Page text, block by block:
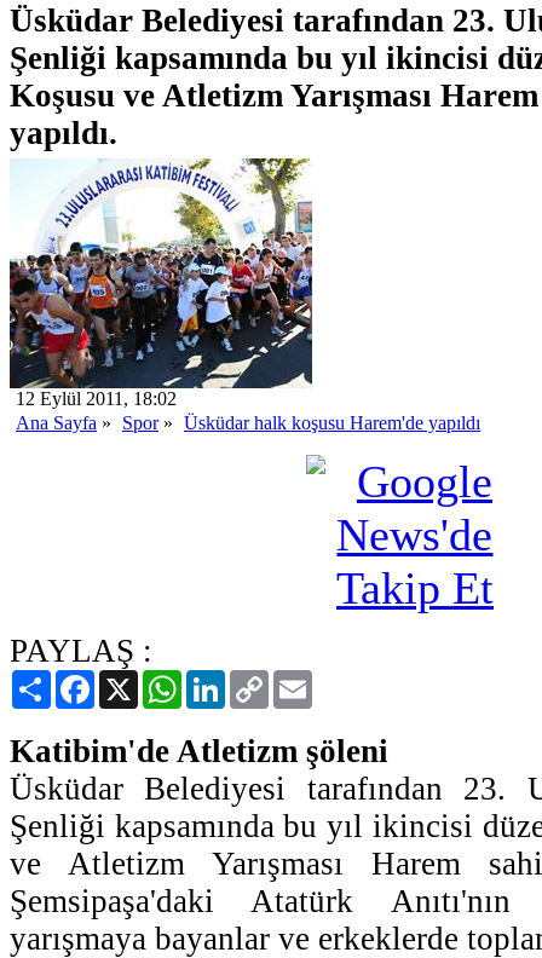
Üsküdar Belediyesi tarafından 23.
Şenliği kapsamında bu yıl ikincisi
Koşusu ve Atletizm Yarışması
yapıldı.
12 Eylül 2011, 18:02
Ana Sayfa » Spor» Üsküdar halk koşusu Harem'de yapıldı
PAYLAŞ :
PaylaşFacebook
X WhatsAppLinkedIn
Copy
Link
Katibim'de Atletizm şöleni
Üsküdar Belediyesi tarafından 23.
Şenliği kapsamında bu yıl ikincisi
ve Atletizm Yarışması Harem
Şemsipaşa'daki Atatürk
yarışmaya bayanlar ve erkeklerde